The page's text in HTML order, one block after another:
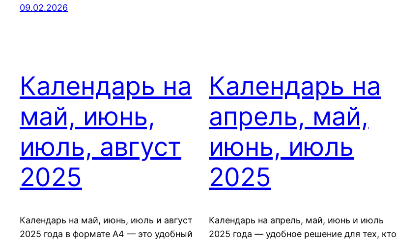
09.02.2026
Календарь на
май, июнь,
июль, август
2025
Календарь на май, июнь, июль и август
2025 года в формате A4 — это удобный
Календарь на
апрель, май,
июнь, июль
2025
Календарь на апрель, май, июнь и июль
2025 года — удобное решение для тех, кто